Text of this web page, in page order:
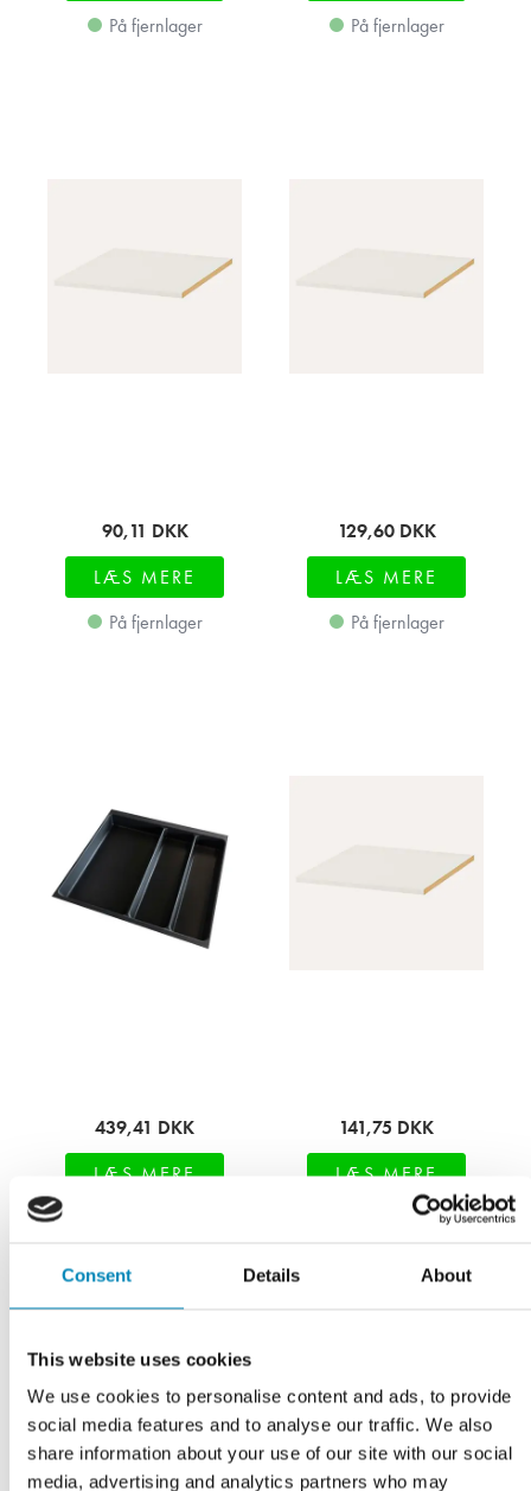
Consent Details About
This website uses cookies
We use cookies to personalise content and ads, to provide
social media features and to analyse our traffic. We also
share information about your use of our site with our social
media, advertising and analytics partners who may
På fjernlager
På fjernlager
90,11 DKK
LÆS MERE
På fjernlager
129,60 DKK
LÆS MERE
På fjernlager
439,41 DKK
LÆS MERE
141,75 DKK
LÆS MERE
På fjernlager